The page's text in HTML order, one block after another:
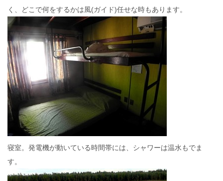
く、どこで何をするかは風(ガイド)任せな時もあります。
寝室。発電機が動いている時間帯には、シャワーは温水もでま
す。